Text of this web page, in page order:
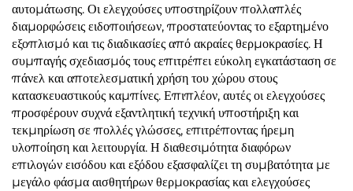
αυτομάτωσης. Οι ελεγχούσες υποστηρίζουν πολλαπλές
διαμορφώσεις ειδοποιήσεων, προστατεύοντας το εξαρτημένο
εξοπλισμό και τις διαδικασίες από ακραίες θερμοκρασίες. Η
συμπαγής σχεδιασμός τους επιτρέπει εύκολη εγκατάσταση σε
πάνελ και αποτελεσματική χρήση του χώρου στους
κατασκευαστικούς καμπίνες. Επιπλέον, αυτές οι ελεγχούσες
προσφέρουν συχνά εξαντλητική τεχνική υποστήριξη και
τεκμηρίωση σε πολλές γλώσσες, επιτρέποντας ήρεμη
υλοποίηση και λειτουργία. Η διαθεσιμότητα διαφόρων
επιλογών εισόδου και εξόδου εξασφαλίζει τη συμβατότητα με
μεγάλο φάσμα αισθητήρων θερμοκρασίας και ελεγχούσες